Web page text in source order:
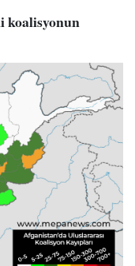
koalisyonun